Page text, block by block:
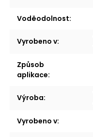
Voděodolnost:
Vyrobeno v:
Způsob
aplikace:
Výroba:
Vyrobeno v: